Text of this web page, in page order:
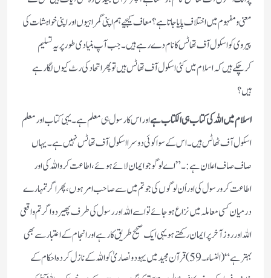
معنی و مفہوم میں اختلاف پایا جاتا ہے؟معاف کیجیے ہم اپنی گمراہیوں اور اپنی خواہشات کی
پیروی کو اسکول آف تھاٹس کا نام دے رہے ہیں۔جب آپ بنیادی طور پر یہ تسلیم
کرچکے ہیں کہ اسلام میں کئی اسکول آف تھاٹس ہیں تو پھر اتحاد کی رٹ کیوں لگارہے
ہیں؟
اسلام میں اللہ کی کتاب ہی الکتاب ہےاور اس کا رسول ہی معلم ہے۔یہی کتاب اور معلم
اسکول آف ٹھاٹس ہیں۔ اس کے سوا کوئی دوسرا اسکول آف تھاٹس نہیں ہے۔یہاں
صاف صاف اعلان ہے:۔”اے لوگو جو ایمان لائے ہوئے، اطاعت کرو اللہ کی اور
اطاعت کرو رسول کی اور اُن لوگوں کی جو تم میں سے صاحب امر ہوں، پھر اگر تمہارے
درمیان کسی معاملہ میں نزاع ہو جائے تو اسے اللہ اور رسول کی طرف پھیر دو اگر تم واقعی
اللہ اور روز آخر پر ایمان رکھتے ہو یہی ایک صحیح طریق کار ہے اور انجام کے اعتبار سے بھی
بہتر ہے“(النساء۔59)قرآن مجید میں یہود ونصاریٰ کو اللہ کے نازل کردہ احکام کے